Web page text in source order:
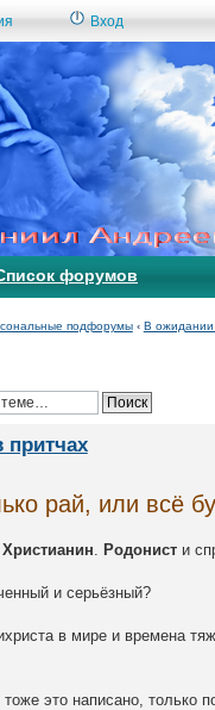
Вход
форумов
подфорумы ‹ В ожидании
притчах
рай, или всё
Христианин Родонисти
и серьёзный?
в мире и времена
это написано, только